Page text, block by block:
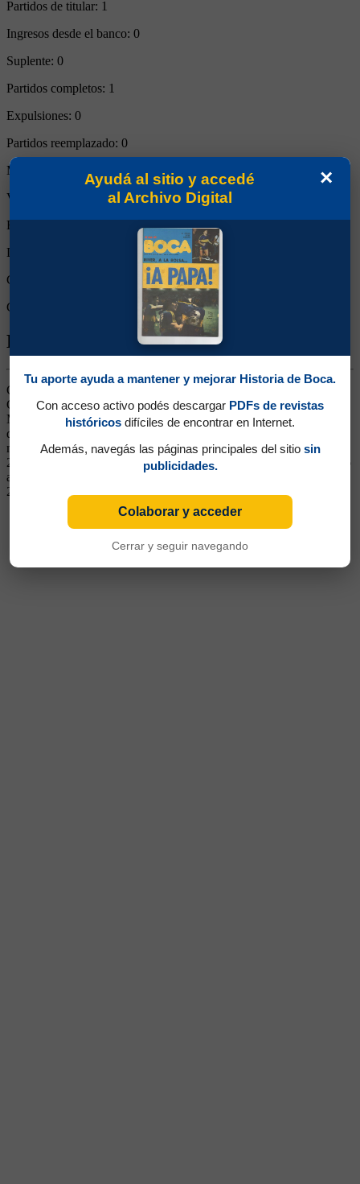
Partidos de titular: 1
Ingresos desde el banco: 0
Suplente: 0
Partidos completos: 1
Expulsiones: 0
Partidos reemplazado: 0
Minutos Disputados:
90
Victorias:
Empates:
Derrotas:
Goles de Boca:
Goles rivales:
Biografía de Jorman David Campuzano
Ganó 5 títulos (Superliga 2019/2020, Copa Diego Maradona 2020,
Copa Argentina 2021, Copa Liga Profesional y Campeonato 2022).
Mediocampista. Jugó en Deportivo Pereira y en Atlético Nacional
de Medellín. Arribó a Boca en enero de 2019. Fue de menor a
mayor, hasta tener un nivel destacado en la obtención del título de
2020. Luego decayó. Continuó en Giresunspor de Turquía. Regresó
a mediados de 2023. Se fue a Nacional de Medellín en junio de
2024
×
Ayudá al sitio y accedé
al Archivo Digital
Tu aporte ayuda a mantener y mejorar Historia de Boca.
Con acceso activo podés descargar PDFs de revistas
históricos difíciles de encontrar en Internet.
Además, navegás las páginas principales del sitio sin
publicidades.
Colaborar y acceder
Cerrar y seguir navegando